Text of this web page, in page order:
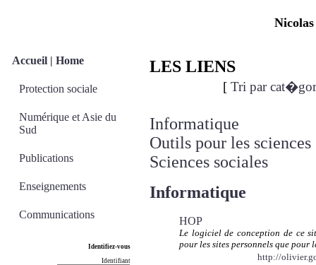
Accueil | Home
Protection sociale
Numérique et Asie du
Sud
Publications
Enseignements
Communications
Identifiez-vous
Identifiant
LES LIENS
[ Tri par
Informatique
Outils pour les sciences
Sciences sociales
Informatique
HOP
Le logiciel de conception de ce
pour les sites personnels que pour
http://